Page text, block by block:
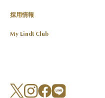
採用情報
My Lindt Club